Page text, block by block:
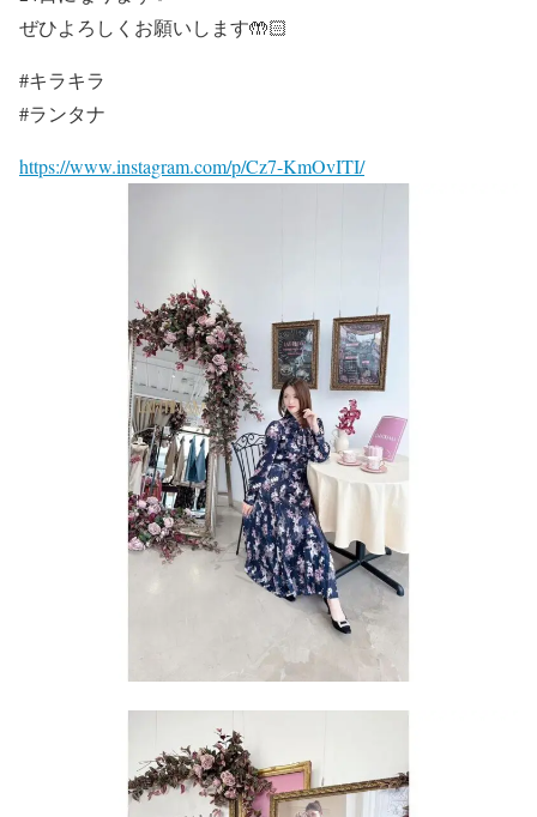
ぜひよろしくお願いします🤲🏻
#キラキラ
#ランタナ
https://www.instagram.com/p/Cz7-KmOvITI/